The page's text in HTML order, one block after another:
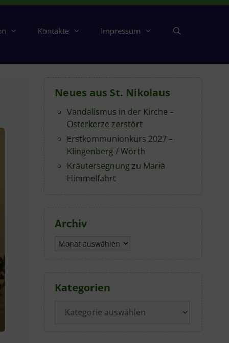
Kontakte Impressum
Neues aus St. Nikolaus
Vandalismus in der Kirche –
Osterkerze zerstört
Erstkommunionkurs 2027 –
Klingenberg / Wörth
Kräutersegnung zu Mariä
Himmelfahrt
Archiv
Archiv
Kategorien